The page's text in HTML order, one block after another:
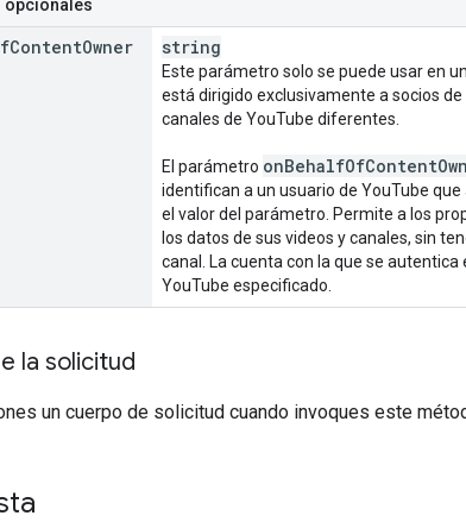
opcionales
ContentOwner string
Este parámetro solo se puede usar en
está dirigido exclusivamente a socios
canales de YouTube diferentes.
El parámetro onBehalfOfContent
identifican a un usuario de YouTube
el valor del parámetro. Permite a los
los datos de sus videos y canales, sin
canal. La cuenta con la que se
YouTube especificado.
la solicitud
un cuerpo de solicitud cuando invoques este